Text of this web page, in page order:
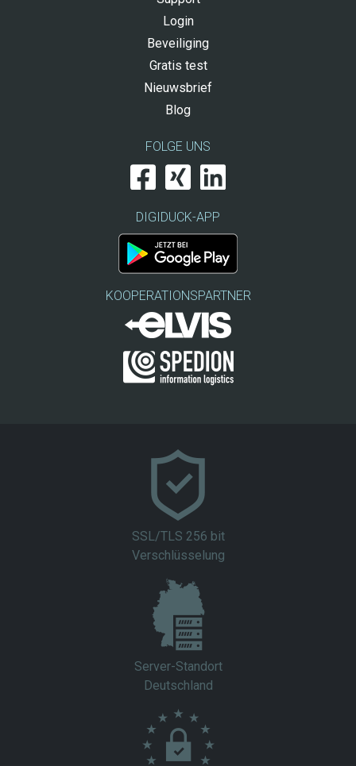
Login
Beveiliging
Gratis test
Nieuwsbrief
Blog
FOLGE UNS
DIGIDUCK-APP
KOOPERATIONSPARTNER
SSL/TLS 256 bit
Verschlüsselung
Server-Standort
Deutschland